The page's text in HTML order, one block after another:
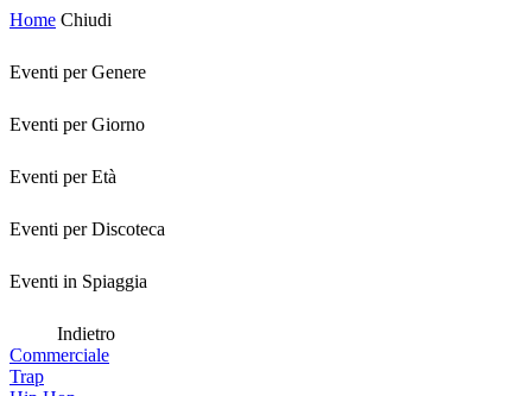
Home Chiudi
Eventi per Genere
Eventi per Giorno
Eventi per Età
Eventi per Discoteca
Eventi in Spiaggia
Indietro
Commerciale
Trap